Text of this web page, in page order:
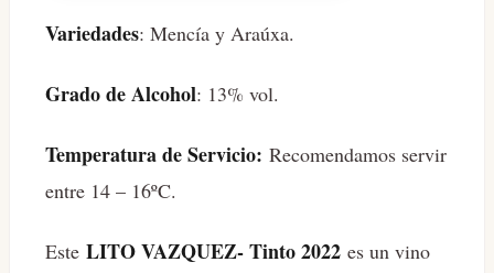
Variedades: Mencía y Araúxa.
Grado de Alcohol: 13% vol.
Temperatura de Servicio: Recomendamos servir
entre 14 – 16ºC.
Este LITO VAZQUEZ- Tinto 2022 es un vino